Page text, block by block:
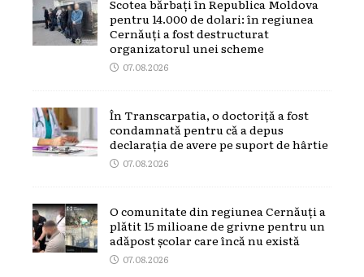
Scotea bărbați în Republica Moldova
pentru 14.000 de dolari: în regiunea
Cernăuți a fost destructurat
organizatorul unei scheme
07.08.2026
În Transcarpatia, o doctoriță a fost
condamnată pentru că a depus
declarația de avere pe suport de hârtie
07.08.2026
O comunitate din regiunea Cernăuți a
plătit 15 milioane de grivne pentru un
adăpost școlar care încă nu există
07.08.2026